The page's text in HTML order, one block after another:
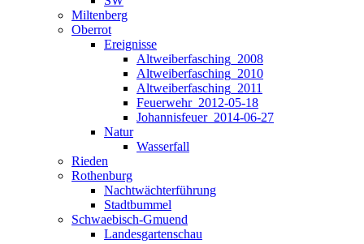
Miltenberg
Oberrot
Ereignisse
Altweiberfasching_2008
Altweiberfasching_2010
Altweiberfasching_2011
Feuerwehr_2012-05-18
Johannisfeuer_2014-06-27
Natur
Wasserfall
Rieden
Rothenburg
Nachtwächterführung
Stadtbummel
Schwaebisch-Gmuend
Landesgartenschau